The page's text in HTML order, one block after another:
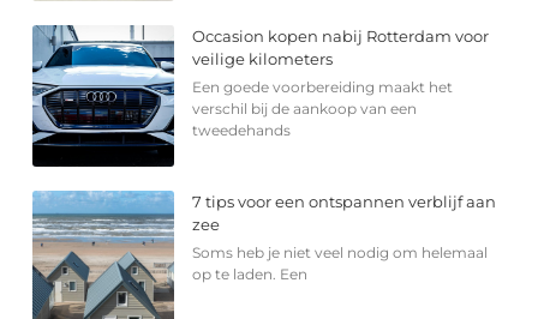
Occasion kopen nabij Rotterdam voor
veilige kilometers
Een goede voorbereiding maakt het
verschil bij de aankoop van een
tweedehands
7 tips voor een ontspannen verblijf aan
zee
Soms heb je niet veel nodig om helemaal
op te laden. Een